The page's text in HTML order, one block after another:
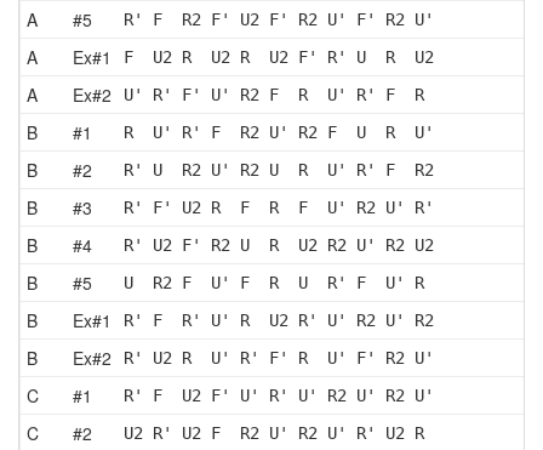
A #5 R' F  R2 F' U2 F' R2 U' F' R2 U'
A Ex#1 F  U2 R  U2 R  U2 F' R' U  R  U2
A Ex#2 U' R' F' U' R2 F  R  U' R' F  R
B #1 R  U' R' F  R2 U' R2 F  U  R  U'
B #2 R' U  R2 U' R2 U  R  U' R' F  R2
B #3 R' F' U2 R  F  R  F  U' R2 U' R'
B #4 R' U2 F' R2 U  R  U2 R2 U' R2 U2
B #5 U  R2 F  U' F  R  U  R' F  U' R
B Ex#1 R' F  R' U' R  U2 R' U' R2 U' R2
B Ex#2 R' U2 R  U' R' F' R  U' F' R2 U'
C #1 R' F  U2 F' U' R' U' R2 U' R2 U'
C #2 U2 R' U2 F  R2 U' R2 U' R' U2 R